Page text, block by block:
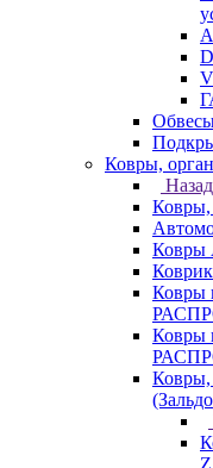
Ковры,
Назад
Ковры,
Ковры
Ковры
Ковры
Ковры,